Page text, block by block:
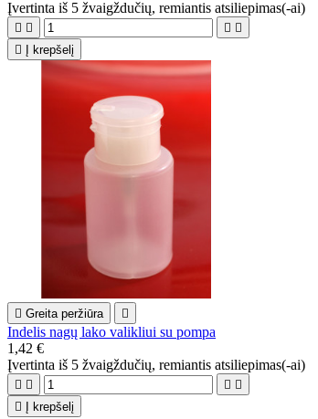
Įvertinta iš 5 žvaigždučių, remiantis atsiliepimas(-ai)
   
 Į krepšelį
 Greita peržiūra 
Indelis nagų lako valikliui su pompa
1,42 €
Įvertinta iš 5 žvaigždučių, remiantis atsiliepimas(-ai)
   
 Į krepšelį